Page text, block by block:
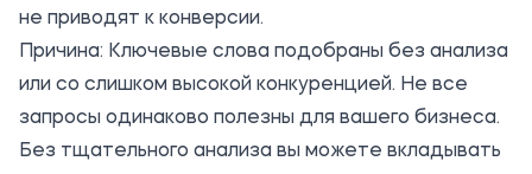
не приводят к конверсии.
Причина: Ключевые слова подобраны без анализа
или со слишком высокой конкуренцией. Не все
запросы одинаково полезны для вашего бизнеса.
Без тщательного анализа вы можете вкладывать